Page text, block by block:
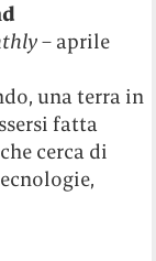
– aprile
una terra in
fatta
cerca di